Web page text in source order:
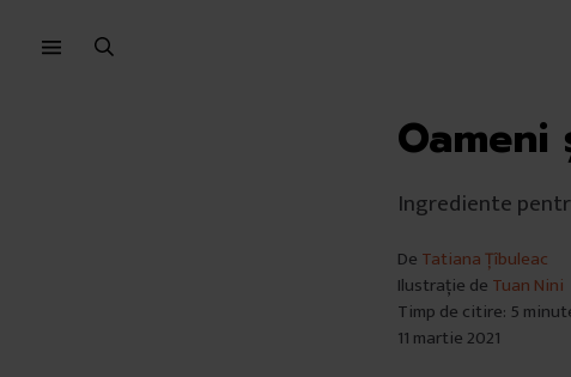
Oameni
Ingrediente
De Tatiana Țîbuleac
Ilustrație de Tuan Nini
Timp de citire: 5
11 martie 2021